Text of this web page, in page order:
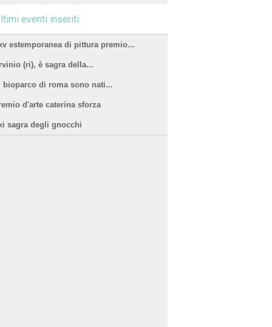
eventi inseriti
estemporanea di pittura premio...
(ri), è sagra della...
bioparco di roma sono nati...
d'arte caterina sforza
sagra degli gnocchi